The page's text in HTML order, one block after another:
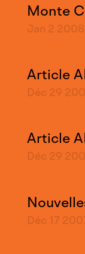
Monte
Jan 2 2008
Article
Déc 29
Article
Déc 29
Déc 17